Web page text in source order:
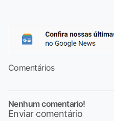
Comentários
Nenhum comentario!
Enviar comentário